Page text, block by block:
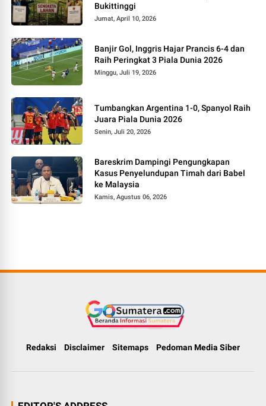
Bukittinggi
Jumat, April 10, 2026
Banjir Gol, Inggris Hajar Prancis 6-4 dan
Raih Peringkat 3 Piala Dunia 2026
Minggu, Juli 19, 2026
Tumbangkan Argentina 1-0, Spanyol Raih
Juara Piala Dunia 2026
Senin, Juli 20, 2026
Bareskrim Dampingi Pengungkapan
Kasus Penyelundupan Timah dari Babel
ke Malaysia
Kamis, Agustus 06, 2026
Redaksi Disclaimer Sitemaps Pedoman Media Siber